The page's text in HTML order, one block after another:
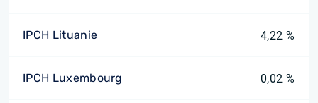
IPCH Lituanie 4,22 %
IPCH Luxembourg 0,02 %